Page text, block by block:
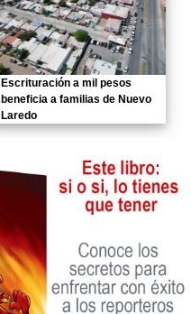
Escrituración a mil pesos
beneficia a familias de Nuevo
Laredo